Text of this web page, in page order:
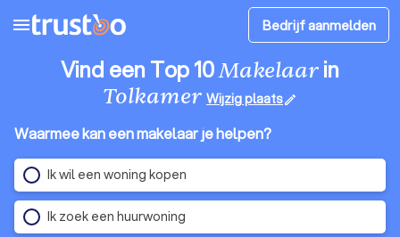
menu Bedrijf aanmelden
Vind een Top 10Makelaarin
Tolkamer Wijzig plaatsedit
Waarmee kan een makelaar je helpen?
Ik wil een woning kopen
Ik zoek een huurwoning